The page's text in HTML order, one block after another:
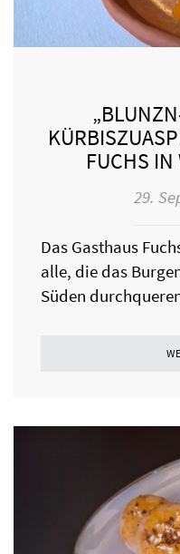
FUCHS IN
29.
Das Gasthaus
alle, die das
Süden